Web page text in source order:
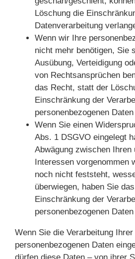
Löschung die
Datenverarbeitung
Wenn wir Ihre
nicht mehr benötigen, Sie
Ausübung, Verteidigung
von Rechtsansprüchen
das Recht, statt der
Einschränkung der
personenbezogenen
Wenn Sie einen
Abs. 1 DSGVO eingelegt
Abwägung zwischen Ihren
Interessen vorgenommen
noch nicht feststeht,
überwiegen, haben Sie
Einschränkung der
personenbezogenen
Wenn Sie die Verarbeitung Ihrer
personenbezogenen Daten